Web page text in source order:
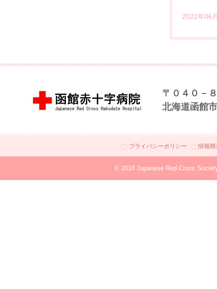
2022年06
〒０４０－
北海道函館
プライバシーポリシー 情報開
© 2018 Japanese Red Cross